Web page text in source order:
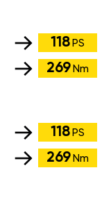
118 PS
269 Nm
118 PS
269 Nm